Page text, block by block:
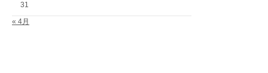
31
« 4月